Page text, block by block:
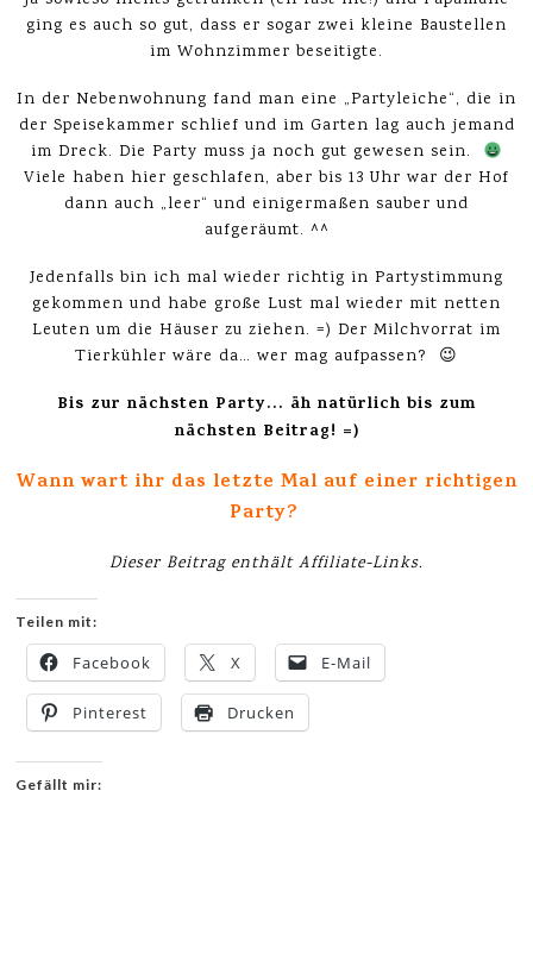
ging es auch so gut, dass er sogar zwei kleine Baustellen
im Wohnzimmer beseitigte.
In der Nebenwohnung fand man eine „Partyleiche“, die in
der Speisekammer schlief und im Garten lag auch jemand
im Dreck. Die Party muss ja noch gut gewesen sein.
Viele haben hier geschlafen, aber bis 13 Uhr war der Hof
dann auch „leer“ und einigermaßen sauber und
aufgeräumt. ^^
Jedenfalls bin ich mal wieder richtig in Partystimmung
gekommen und habe große Lust mal wieder mit netten
Leuten um die Häuser zu ziehen. =) Der Milchvorrat im
Tierkühler wäre da… wer mag aufpassen? 😉
Bis zur nächsten Party… äh natürlich bis zum
nächsten Beitrag! =)
Wann wart ihr das letzte Mal auf einer richtigen
Party?
Dieser Beitrag enthält Affiliate-Links.
Teilen mit:
Facebook X E-Mail
Pinterest Drucken
Gefällt mir: